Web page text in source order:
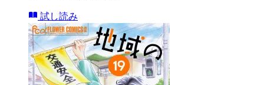
試し読み